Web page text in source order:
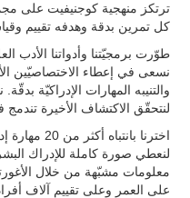
ترتكز منهجية كوجنيفيت على
كل تمرين بدقة وهدفه تقييم
طوّرت برمجيّتنا وأدواتنا الأدب
نسعى في إعطاء الاختصاصيّين
والتنيبه المهارات الإدراكيّة
لنتحقّق الاكتشاف الأخيرة تندمج
اخترنا
لنعطي صورة كاملة للإدراك
معلومات مشبّهة من خلال
على العمر وعلى تقييم آلاف